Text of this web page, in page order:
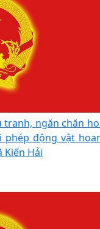
tranh, ngăn chăn
phép động vật
Kiến Hải